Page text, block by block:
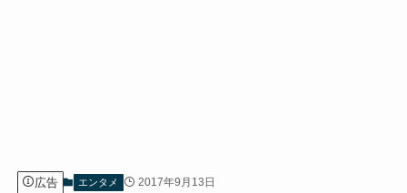
広告 エンタメ 2017年9月13日